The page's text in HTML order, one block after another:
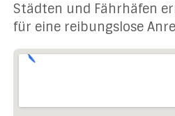
Städten und Fährhäfen
für eine reibungslose